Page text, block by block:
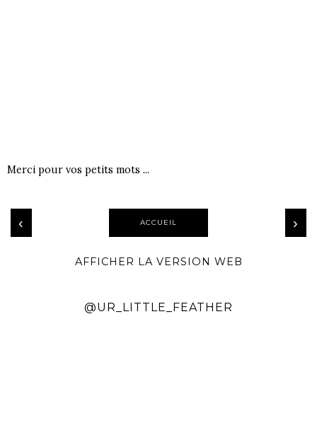
Merci pour vos petits mots ...
‹ ›
ACCUEIL
AFFICHER LA VERSION WEB
@UR_LITTLE_FEATHER